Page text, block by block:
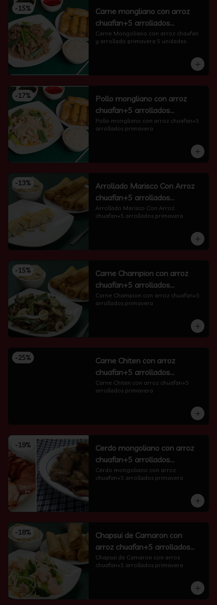
-15%
Carne mongliano con arroz
chuafan+5 arrollados
primavera
Carne Mongoliano con arroz chaufan
y arrollado primavera 5 unidades.
-17%
Pollo mongliano con arroz
chuafan+5 arrollados
primavera
Pollo mongliano con arroz chuafan+5
arrollados primavera
-13%
Arrollado Marisco Con Arroz
chuafan+5 arrollados
primavera
Arrollado Marisco Con Arroz
chuafan+5 arrollados primavera
-15%
Carne Champion con arroz
chuafan+5 arrollados
primavera
Carne Champion con arroz chuafan+5
arrollados primavera
-25%
Carne Chiten con arroz
chuafan+5 arrollados
primavera
Carne Chiten con arroz chuafan+5
arrollados primavera
-19%
Cerdo mongoliano con arroz
chuafan+5 arrollados
primavera
Cerdo mongoliano con arroz
chuafan+5 arrollados primavera
-18%
Chapsui de Camaron con
arroz chuafan+5 arrollados
primavera
Chapsui de Camaron con arroz
chuafan+5 arrollados primavera